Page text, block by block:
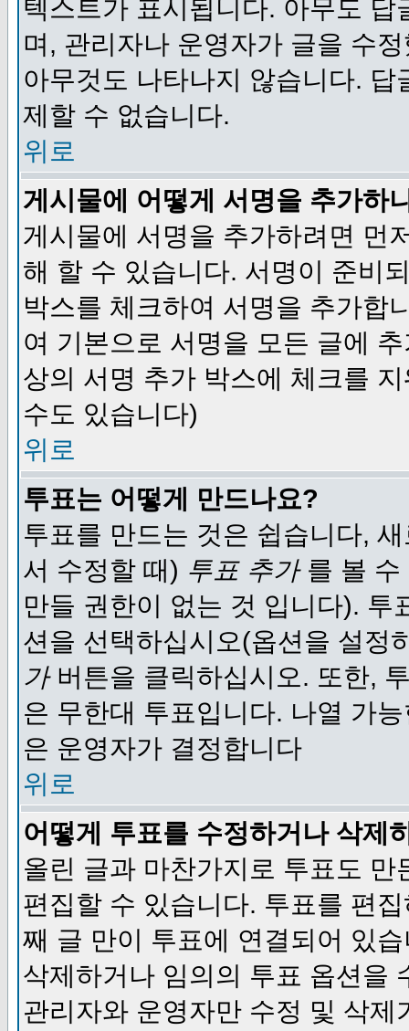
텍스트가 표시됩니다. 아무도
며, 관리자나 운영자가 글을 수
아무것도 나타나지 않습니다.
제할 수 없습니다.
위로
게시물에 어떻게 서명을 추가하
게시물에 서명을 추가하려면 먼
해 할 수 있습니다. 서명이 준비
박스를 체크하여 서명을 추가합
여 기본으로 서명을 모든 글에
상의 서명 추가 박스에 체크를
수도 있습니다)
위로
투표는 어떻게 만드나요?
투표를 만드는 것은 쉽습니다,
서 수정할 때) 투표 추가를 볼 수
만들 권한이 없는 것 입니다).
션을 선택하십시오(옵션을 설정
가버튼을 클릭하십시오. 또한,
은 무한대 투표입니다. 나열 가
은 운영자가 결정합니다
위로
어떻게 투표를 수정하거나 삭제
올린 글과 마찬가지로 투표도
편집할 수 있습니다. 투표를 편
째 글 만이 투표에 연결되어 있
삭제하거나 임의의 투표 옵션을
관리자와 운영자만 수정 및 삭